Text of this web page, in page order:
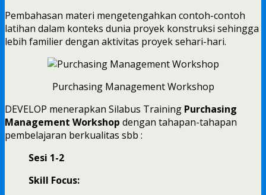
Pembahasan materi mengetengahkan contoh-contoh
latihan dalam konteks dunia proyek konstruksi sehingga
lebih familier dengan aktivitas proyek sehari-hari.
Purchasing Management Workshop
DEVELOP menerapkan Silabus Training Purchasing
Management Workshop dengan tahapan-tahapan
pembelajaran berkualitas sbb :
Sesi 1-2
Skill Focus: